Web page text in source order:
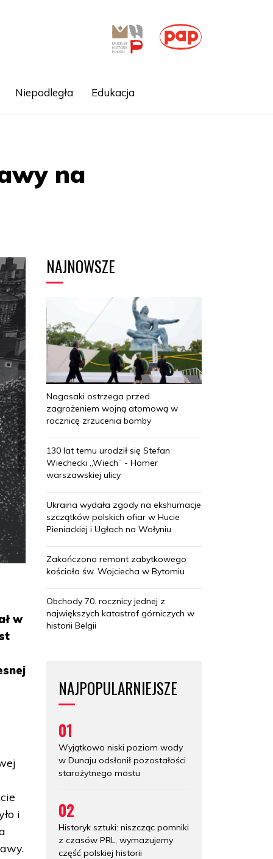
Niepodległa Edukacja
na
w
i
NAJNOWSZE
Nagasaki ostrzega przed
zagrożeniem wojną atomową w
rocznicę zrzucenia bomby
130 lat temu urodził się Stefan
Wiechecki „Wiech” - Homer
warszawskiej ulicy
Ukraina wydała zgody na ekshumacje
szczątków polskich ofiar w Hucie
Pieniackiej i Ugłach na Wołyniu
Zakończono remont zabytkowego
kościoła św. Wojciecha w Bytomiu
Obchody 70. rocznicy jednej z
największych katastrof górniczych w
historii Belgii
NAJPOPULARNIEJSZE
01
Wyjątkowo niski poziom wody
w Dunaju odsłonił pozostałości
starożytnego mostu
02
Historyk sztuki: niszcząc pomniki
z czasów PRL, wymazujemy
część polskiej historii